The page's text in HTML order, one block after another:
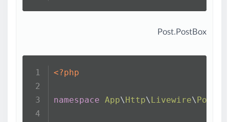
Post.PostBox
<?php
namespace App\Http\Livewire\Post